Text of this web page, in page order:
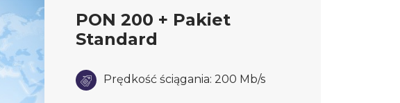
PON 200 + Pakiet
Standard
Prędkość ściągania: 200 Mb/s